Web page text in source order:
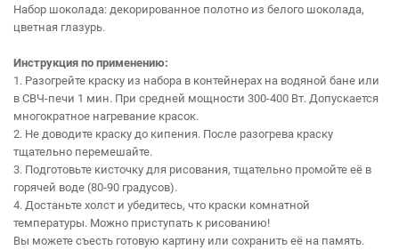
Набор шоколада: декорированное полотно из белого шоколада,
цветная глазурь.
Инструкция по применению:
1. Разогрейте краску из набора в контейнерах на водяной бане или
в СВЧ-печи 1 мин. При средней мощности 300-400 Вт. Допускается
многократное нагревание красок.
2. Не доводите краску до кипения. После разогрева краску
тщательно перемешайте.
3. Подготовьте кисточку для рисования, тщательно промойте её в
горячей воде (80-90 градусов).
4. Достаньте холст и убедитесь, что краски комнатной
температуры. Можно приступать к рисованию!
Вы можете съесть готовую картину или сохранить её на память.